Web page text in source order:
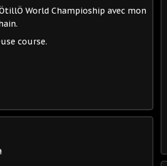
World Champioship avec mon
course.